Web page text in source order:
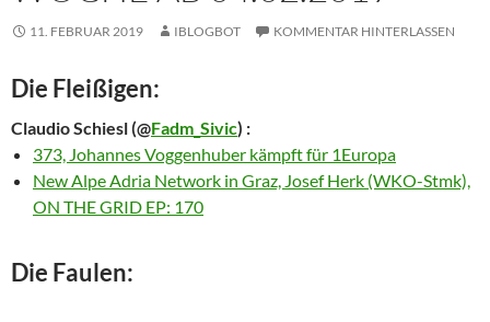
11. FEBRUAR 2019 IBLOGBOT KOMMENTAR HINTERLASSEN
Die Fleißigen:
Claudio Schiesl(@Fadm_Sivic) :
373, Johannes Voggenhuber kämpft für 1Europa
New Alpe Adria Network in Graz, Josef Herk (WKO-Stmk),
ON THE GRID EP: 170
Die Faulen: